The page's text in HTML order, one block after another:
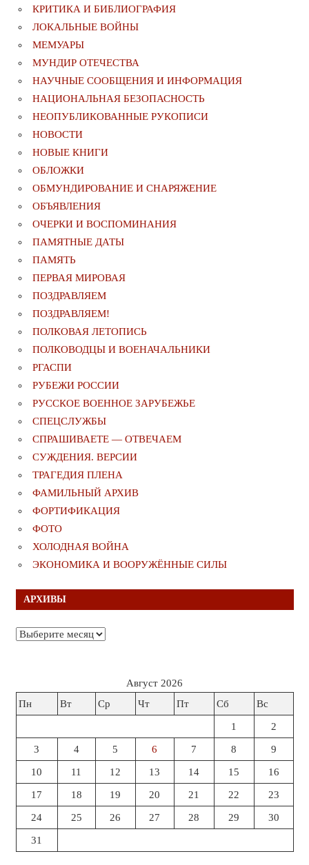
КРИТИКА И БИБЛИОГРАФИЯ
ЛОКАЛЬНЫЕ ВОЙНЫ
МЕМУАРЫ
МУНДИР ОТЕЧЕСТВА
НАУЧНЫЕ СООБЩЕНИЯ И ИНФОРМАЦИЯ
НАЦИОНАЛЬНАЯ БЕЗОПАСНОСТЬ
НЕОПУБЛИКОВАННЫЕ РУКОПИСИ
НОВОСТИ
НОВЫЕ КНИГИ
ОБЛОЖКИ
ОБМУНДИРОВАНИЕ И СНАРЯЖЕНИЕ
ОБЪЯВЛЕНИЯ
ОЧЕРКИ И ВОСПОМИНАНИЯ
ПАМЯТНЫЕ ДАТЫ
ПАМЯТЬ
ПЕРВАЯ МИРОВАЯ
ПОЗДРАВЛЯЕМ
ПОЗДРАВЛЯЕМ!
ПОЛКОВАЯ ЛЕТОПИСЬ
ПОЛКОВОДЦЫ И ВОЕНАЧАЛЬНИКИ
РГАСПИ
РУБЕЖИ РОССИИ
РУССКОЕ ВОЕННОЕ ЗАРУБЕЖЬЕ
СПЕЦСЛУЖБЫ
СПРАШИВАЕТЕ — ОТВЕЧАЕМ
СУЖДЕНИЯ. ВЕРСИИ
ТРАГЕДИЯ ПЛЕНА
ФАМИЛЬНЫЙ АРХИВ
ФОРТИФИКАЦИЯ
ФОТО
ХОЛОДНАЯ ВОЙНА
ЭКОНОМИКА И ВООРУЖЁННЫЕ СИЛЫ
АРХИВЫ
Архивы
Август 2026
Пн
Вт Ср Чт Пт Сб Вс
1 2
3 4 5 6 7 8 9
10 11 12 13 14 15 16
17 18 19 20 21 22 23
24 25 26 27 28 29 30
31